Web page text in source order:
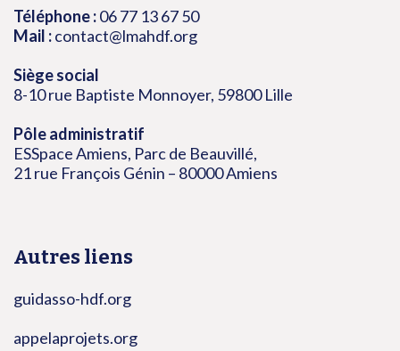
Téléphone :06 77 13 67 50
Mail :contact@lmahdf.org
Siège social
8-10 rue Baptiste Monnoyer, 59800 Lille
Pôle administratif
ESSpace Amiens, Parc de Beauvillé,
21 rue François Génin – 80000 Amiens
Autres liens
guidasso-hdf.org
appelaprojets.org